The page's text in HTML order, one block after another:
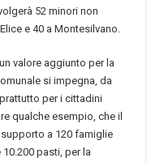
52 minori non
e 40 a Montesilvano.
valore aggiunto per la
si impegna, da
per i cittadini
qualche esempio, che il
a 120 famiglie
pasti, per la